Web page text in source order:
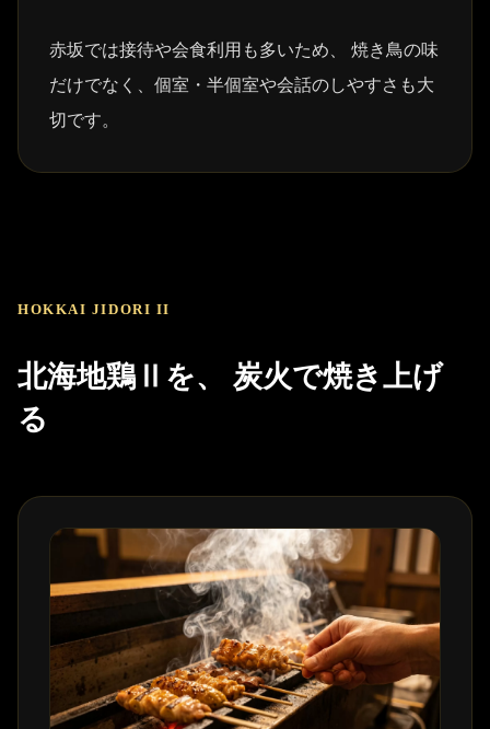
赤坂では接待や会食利用も多いため、 焼き鳥の味
だけでなく、個室・半個室や会話のしやすさも大
切です。
HOKKAI JIDORI II
北海地鶏Ⅱを、 炭火で焼き上げ
る